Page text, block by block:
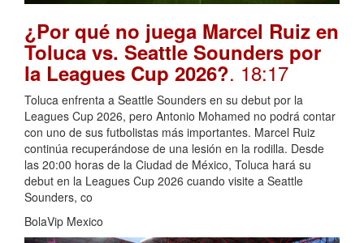
¿Por qué no juega Marcel Ruiz en
Toluca vs. Seattle Sounders por
la Leagues Cup 2026?. 18:17
Toluca enfrenta a Seattle Sounders en su debut por la
Leagues Cup 2026, pero Antonio Mohamed no podrá contar
con uno de sus futbolistas más importantes. Marcel Ruiz
continúa recuperándose de una lesión en la rodilla. Desde
las 20:00 horas de la Ciudad de México, Toluca hará su
debut en la Leagues Cup 2026 cuando visite a Seattle
Sounders, co
BolaVip Mexico